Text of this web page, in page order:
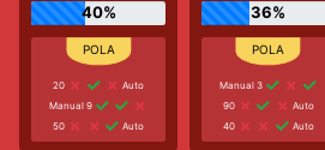
40%
20
Auto
Manual 9
50
Auto
36%
Manual 3
90
Auto
40
Auto